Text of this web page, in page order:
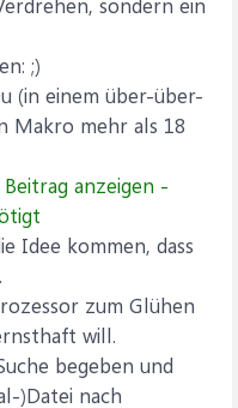
;)
(in einem über-über-
Makro mehr als 18
anzeigen -
Idee kommen, dass
zum Glühen
will.
begeben und
)Datei nach